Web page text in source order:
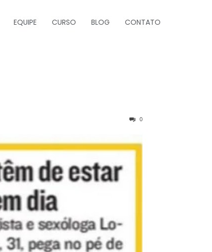
EQUIPE CURSO BLOG CONTATO
0